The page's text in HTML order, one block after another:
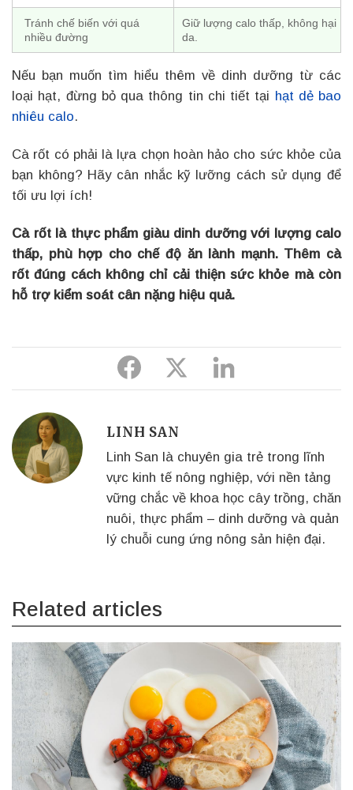
Tránh chế biến với quá
nhiều đường
Giữ lượng calo thấp, không hại
da.
Nếu bạn muốn tìm hiểu thêm về dinh dưỡng từ các
loại hạt, đừng bỏ qua thông tin chi tiết tại hạt dẻ bao
nhiêu calo.
Cà rốt có phải là lựa chọn hoàn hảo cho sức khỏe của
bạn không? Hãy cân nhắc kỹ lưỡng cách sử dụng để
tối ưu lợi ích!
Cà rốt là thực phẩm giàu dinh dưỡng với lượng calo
thấp, phù hợp cho chế độ ăn lành mạnh. Thêm cà
rốt đúng cách không chỉ cải thiện sức khỏe mà còn
hỗ trợ kiểm soát cân nặng hiệu quả.
Share
Share
Share
LINH SAN
Linh San là chuyên gia trẻ trong lĩnh
vực kinh tế nông nghiệp, với nền tảng
vững chắc về khoa học cây trồng, chăn
nuôi, thực phẩm – dinh dưỡng và quản
lý chuỗi cung ứng nông sản hiện đại.
Related articles